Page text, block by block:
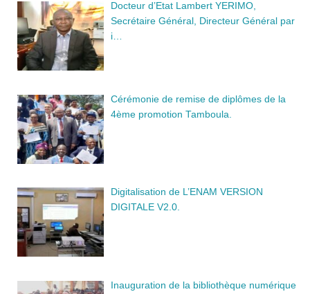
Docteur d’Etat Lambert YERIMO,
Secrétaire Général, Directeur Général par
i…
Cérémonie de remise de diplômes de la
4ème promotion Tamboula.
Digitalisation de L’ENAM VERSION
DIGITALE V2.0.
Inauguration de la bibliothèque numérique